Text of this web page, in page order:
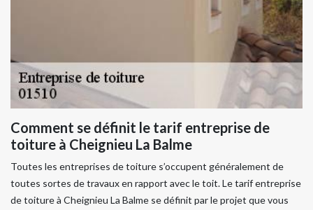
Comment se définit le tarif entreprise de
toiture à Cheignieu La Balme
Toutes les entreprises de toiture s’occupent généralement de
toutes sortes de travaux en rapport avec le toit. Le tarif entreprise
de toiture à Cheignieu La Balme se définit par le projet que vous